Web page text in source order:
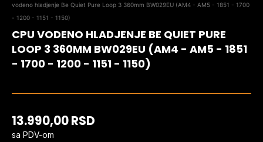
vodeno hladjenje Be Quiet Pure Loop 3 360mm BW029EU (AM4 - AM5 - 1851 - 1700
- 1200 - 1151 - 1150)
CPU VODENO HLADJENJE BE QUIET PURE
LOOP 3 360MM BW029EU (AM4 - AM5 - 1851
- 1700 - 1200 - 1151 - 1150)
13.990,00RSD
sa PDV-om